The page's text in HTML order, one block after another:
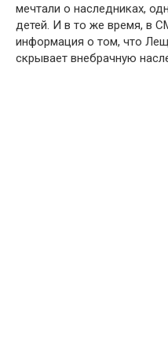
мечтали о наследниках,
детей. И в то же время, в
информация о том, что
скрывает внебрачную